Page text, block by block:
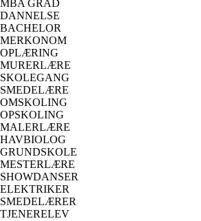
MBA GRAD
DANNELSE
BACHELOR
MERKONOM
OPLÆRING
MURERLÆRE
SKOLEGANG
SMEDELÆRE
OMSKOLING
OPSKOLING
MALERLÆRE
HAVBIOLOG
GRUNDSKOLE
MESTERLÆRE
SHOWDANSER
ELEKTRIKER
SMEDELÆRER
TJENERELEV